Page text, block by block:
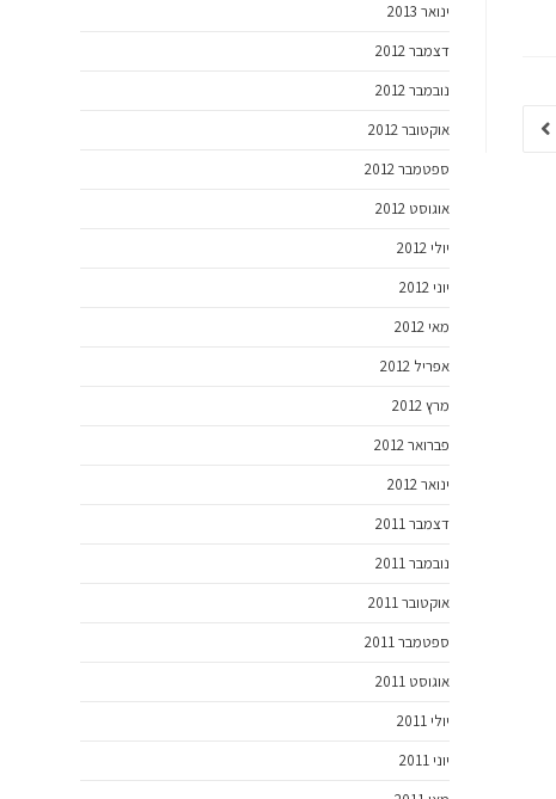
ינואר 2013
דצמבר 2012
נובמבר 2012
אוקטובר 2012
ספטמבר 2012
אוגוסט 2012
יולי 2012
יוני 2012
מאי 2012
אפריל 2012
מרץ 2012
פברואר 2012
ינואר 2012
דצמבר 2011
נובמבר 2011
אוקטובר 2011
ספטמבר 2011
אוגוסט 2011
יולי 2011
יוני 2011